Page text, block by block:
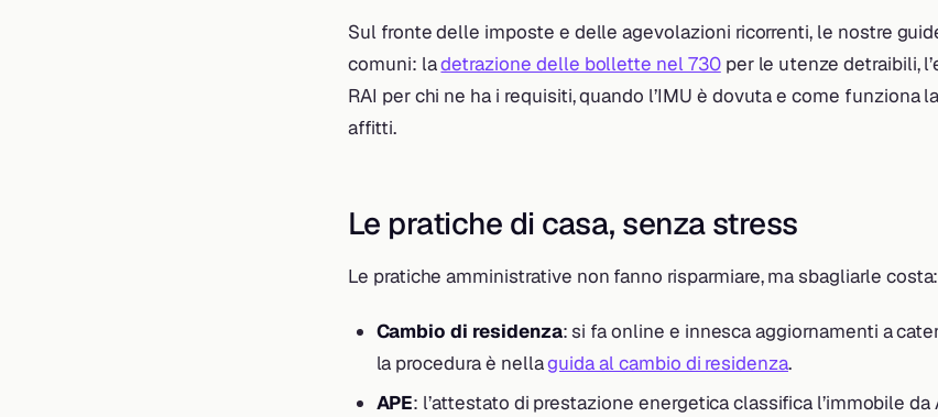
Sul fronte delle imposte e delle agevolazioni ricorrenti, le nostre
comuni: ladetrazione delle bollette nel 730per le utenze detraibili,
RAI per chi ne ha i requisiti, quando l’IMU è dovuta e come funziona
affitti.
Le pratiche di casa, senza stress
Le pratiche amministrative non fanno risparmiare, ma sbagliarle costa:
Cambio di residenza: si fa online e innesca aggiornamenti a
la procedura è nellaguida al cambio di residenza.
APE: l’attestato di prestazione energetica classifica l’immobile da